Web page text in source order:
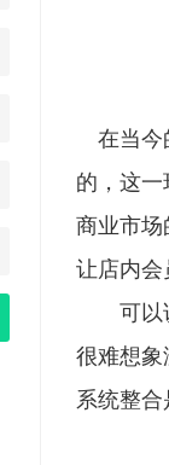
在当今
的，这
商业市场
让店内会
可以
很难想象
系统整合